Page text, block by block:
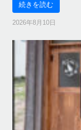
続きを読む
2026年8月10日